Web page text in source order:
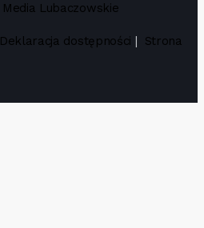
Media Lubaczowskie
Deklaracja dostępności | Strona